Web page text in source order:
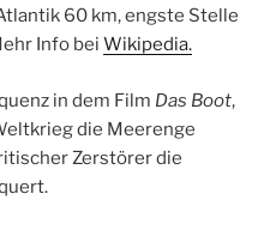
60 km, engste Stelle
Info bei Wikipedia.
in dem Film Das Boot,
die Meerenge
Zerstörer die